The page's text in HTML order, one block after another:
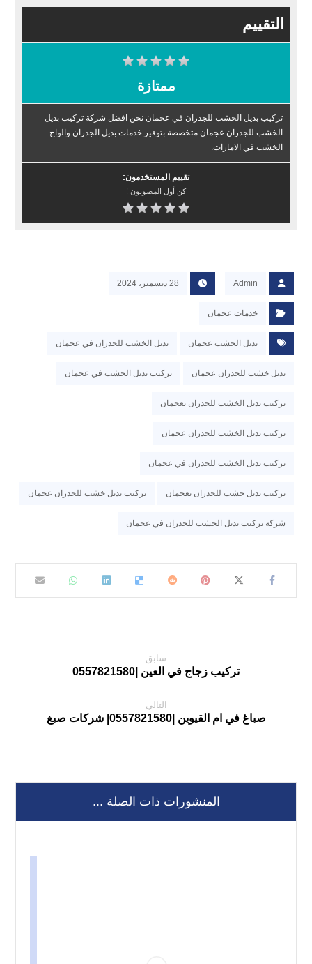
التقييم
ممتازة
تركيب بديل الخشب للجدران في عجمان نحن افضل شركة تركيب بديل
الخشب للجدران عجمان متخصصة بتوفير خدمات بديل الجدران والواح
الخشب في الامارات.
تقييم المستخدمون:
كن أول المصوتون !
Admin 28 ديسمبر، 2024
خدمات عجمان
بديل الخشب عجمان بديل الخشب للجدران في عجمان
بديل خشب للجدران عجمان تركيب بديل الخشب في عجمان
تركيب بديل الخشب للجدران بعجمان
تركيب بديل الخشب للجدران عجمان
تركيب بديل الخشب للجدران في عجمان
تركيب بديل خشب للجدران بعجمان تركيب بديل خشب للجدران عجمان
شركة تركيب بديل الخشب للجدران في عجمان
سابق
تركيب زجاج في العين |0557821580
التالي
صباغ في ام القيوين |0557821580| شركات صبغ
المنشورات ذات الصلة ...